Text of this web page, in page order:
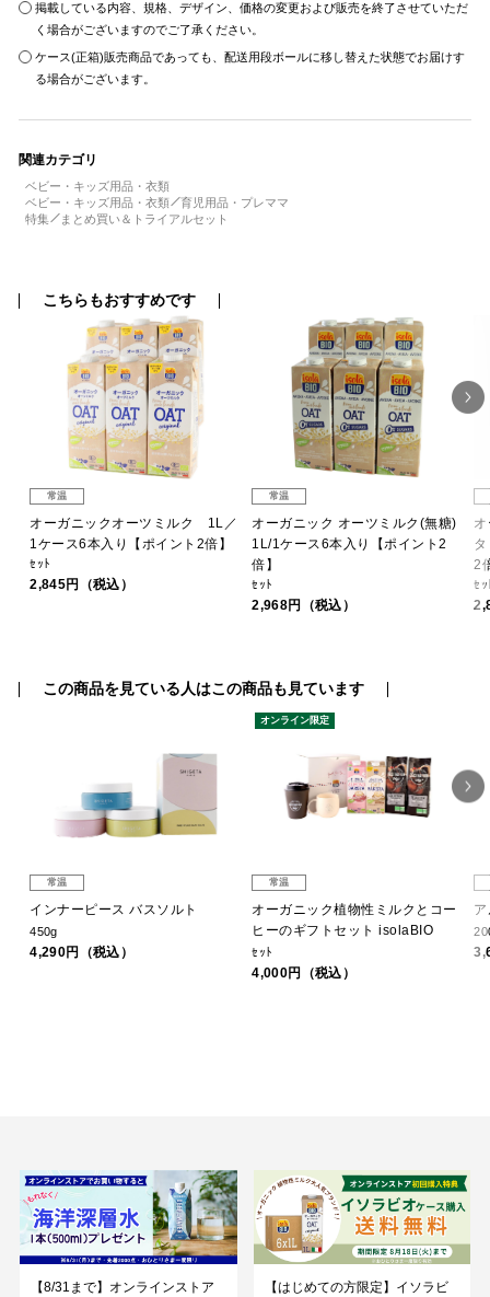
掲載している内容、規格、デザイン、価格の変更および販売を終了させていただ
く場合がございますのでご了承ください。
ケース(正箱)販売商品であっても、配送用段ボールに移し替えた状態でお届けす
る場合がございます。
関連カテゴリ
ベビー・キッズ用品・衣類
ベビー・キッズ用品・衣類
育児用品・プレママ
特集
まとめ買い＆トライアルセット
こちらもおすすめです
常温
オーガニックオーツミルク 1L／
1ケース6本入り【ポイント2倍】
ｾｯﾄ
2,845円（税込）
常温
オーガニック オーツミルク(無糖)
1L/1ケース6本入り【ポイント2
倍】
ｾｯﾄ
2,968円（税込）
2
ｾｯ
この商品を見ている人はこの商品も見ています
常温
インナーピース バスソルト
450g
4,290円（税込）
オンライン限定
常温
オーガニック植物性ミルクとコー
ヒーのギフトセット isolaBIO
ｾｯﾄ
4,000円（税込）
【8/31まで】オンラインストア
【はじめての方限定】イソラビ